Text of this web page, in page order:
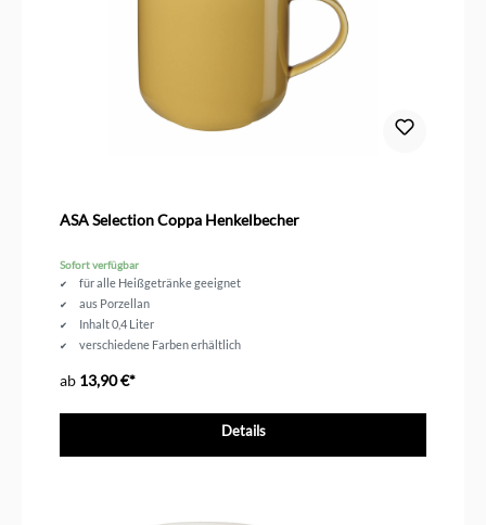
ASA Selection Coppa Henkelbecher
Sofort verfügbar
für alle Heißgetränke geeignet
aus Porzellan
Inhalt 0,4 Liter
verschiedene Farben erhältlich
ab 13,90 €*
Details